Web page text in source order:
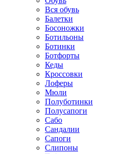
Вся обувь
Балетки
Босоножки
Ботильоны
Ботинки
Ботфорты
Кеды
Кроссовки
Лоферы
Мюли
Полуботинки
Полусапоги
Сабо
Сандалии
Сапоги
Слипоны